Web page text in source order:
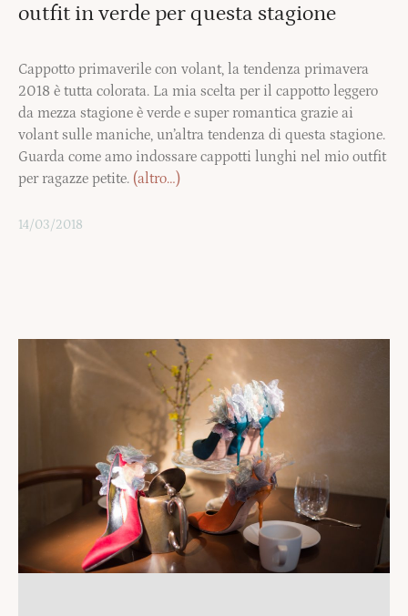
outfit in verde per questa stagione
Cappotto primaverile con volant, la tendenza primavera
2018 è tutta colorata. La mia scelta per il cappotto leggero
da mezza stagione è verde e super romantica grazie ai
volant sulle maniche, un’altra tendenza di questa stagione.
Guarda come amo indossare cappotti lunghi nel mio outfit
per ragazze petite. (altro…)
14/03/2018